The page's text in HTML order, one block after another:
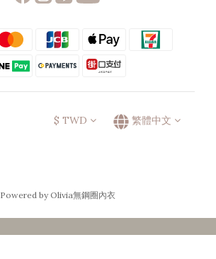
$ TWD 繁體中文
Powered by Olivia無鋼圈內衣